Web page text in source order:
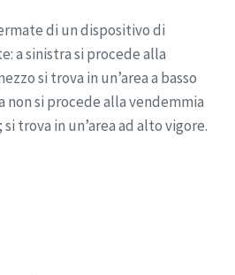
di un dispositivo di
a sinistra si procede alla
si trova in un’area a basso
non si procede alla vendemmia
trova in un’area ad alto vigore.